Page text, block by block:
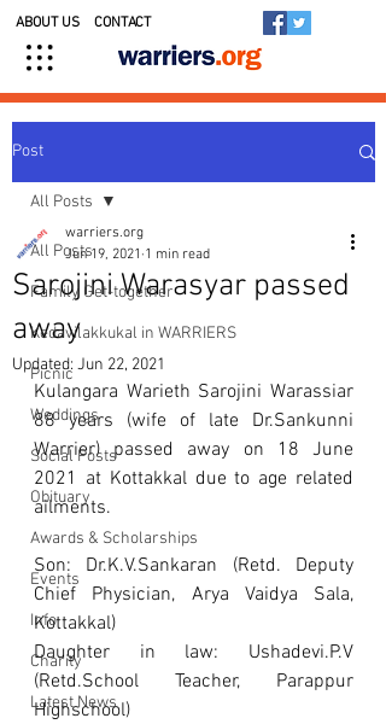
ABOUT US CONTACT
Post
All Posts
Family Get-together
Kedavilakkukal in WARRIERS
Picnic
Weddings
Social Posts
Obituary
Awards & Scholarships
Events
Info
Charity
Latest News
All Posts
Sarojini Warasyar passed
away
warriers.org
Jun 19, 2021 1 min read
Updated: Jun 22, 2021
Kulangara Warieth Sarojini Warassiar
88 years (wife of late Dr.Sankunni
Warrier) passed away on 18 June
2021 at Kottakkal due to age related
ailments.
Son: Dr.K.V.Sankaran (Retd. Deputy
Chief Physician, Arya Vaidya Sala,
Kottakkal)
Daughter in law: Ushadevi.P.V
(Retd.School Teacher, Parappur
Highschool)